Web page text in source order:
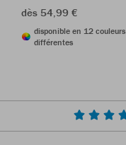
dès 54,99 €
disponible en 12 couleurs
différentes